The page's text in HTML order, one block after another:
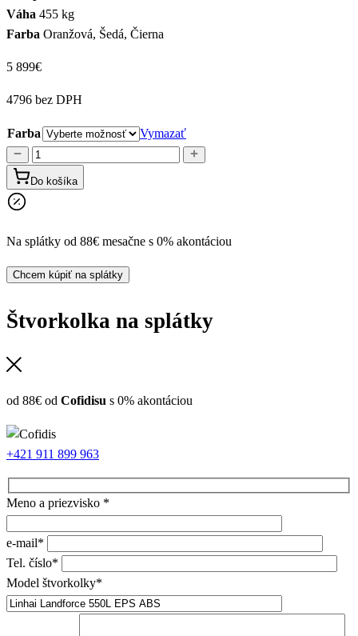
Váha 455 kg
Farba Oranžová, Šedá, Čierna
5 899€
4796 bez DPH
Farba
Vymazať
množstvo
Linhai
Landforce
EPS
Do košíka
Na splátky od 88€ mesačne s 0% akontáciou
Chcem kúpiť na splátky
Štvorkolka na splátky
od 88€ od Cofidisu s 0% akontáciou
+421 911 899 963
Meno a priezvisko *
e-mail*
Tel. číslo*
Model štvorkolky*